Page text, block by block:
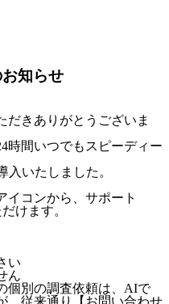
知らせ
だきありがとうございま
時間いつでもスピーディー
いたしました。
イコンから、サポート
けます。
い
ん
個別の調査依頼は、AIで